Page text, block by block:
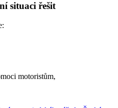
situaci řešit
motoristům,